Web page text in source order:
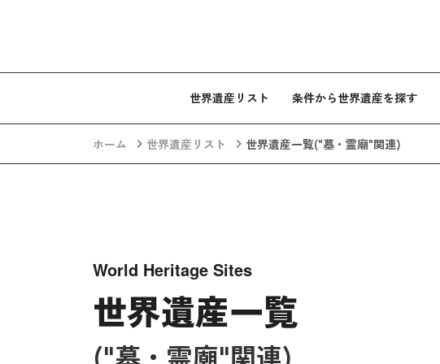
世界遺産リスト 条件から世界遺産を探す
ホーム 世界遺産リスト 世界遺産一覧("墓・霊廟"関連)
World Heritage Sites
世界遺産一覧
("墓・霊廟"関連)